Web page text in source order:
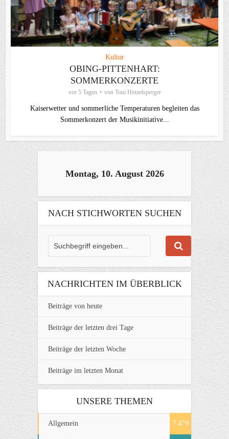
Kultur
OBING-PITTENHART:
SOMMERKONZERTE
vor 5 Tagen von Toni Hötzelsperger
Kaiserwetter und sommerliche Temperaturen begleiten das
Sommerkonzert der Musikinitiative...
Montag, 10. August 2026
NACH STICHWORTEN SUCHEN
NACHRICHTEN IM ÜBERBLICK
Beiträge von heute
Beiträge der letzten drei Tage
Beiträge der letzten Woche
Beiträge im letzten Monat
UNSERE THEMEN
Allgemein 7.479